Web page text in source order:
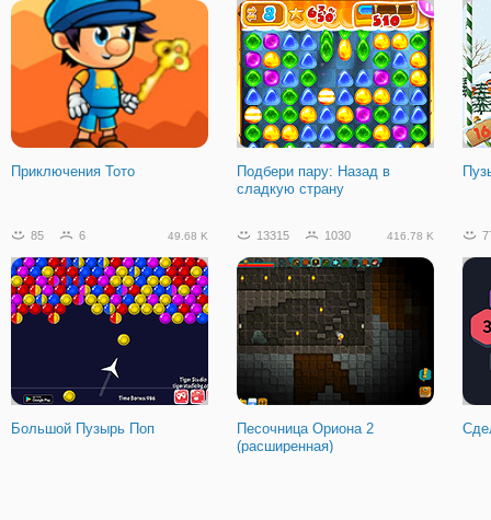
Приключения Тото
Подбери пару: Назад в
сладкую страну
85 6 49.68 K
Большой Пузырь Поп
13315 1030 416.78 K
Песочница Ориона 2
(расширенная)